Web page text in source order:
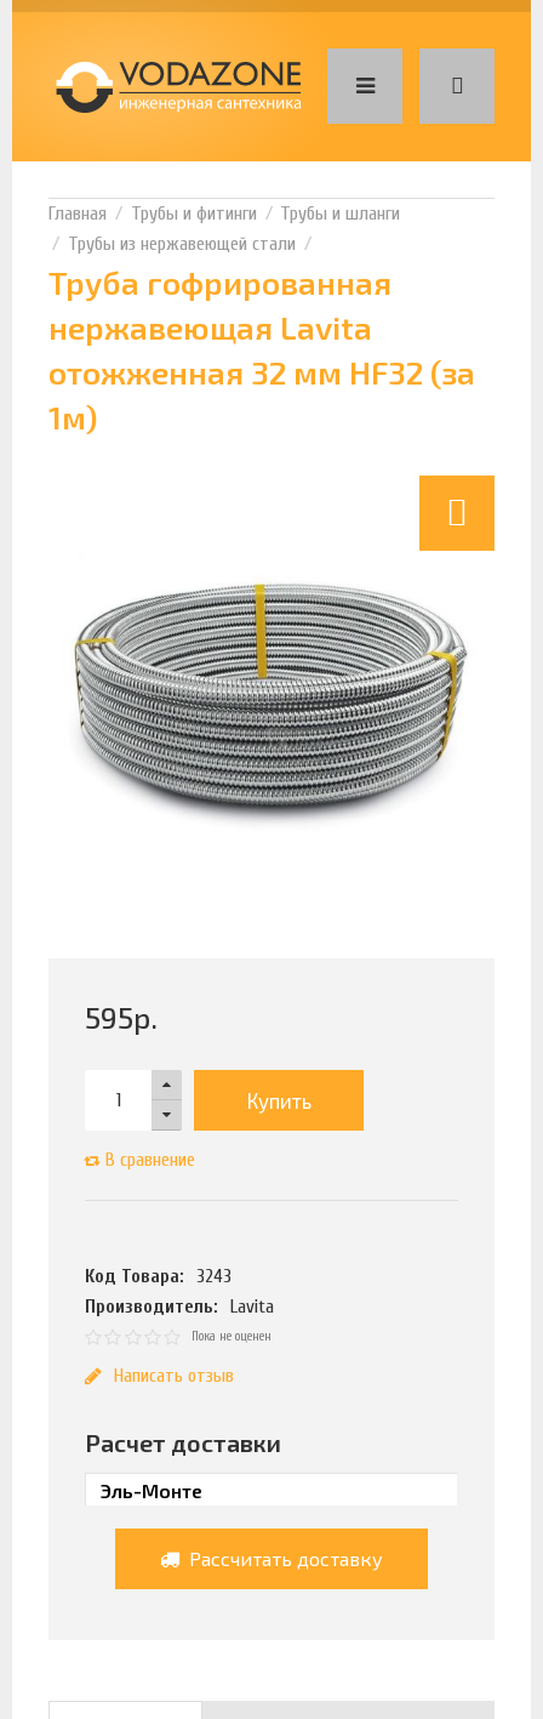
Трубы и фитинги
Трубы и шланги
Трубы из нержавеющей стали
Труба гофрированная
нержавеющая Lavita
отожженная 32 мм HF32 (за
1м)
595р.
Купить
В сравнение
Код Товара:
3243
Производитель:
Lavita
Пока не оценен
Написать отзыв
Расчет доставки
Рассчитать доставку